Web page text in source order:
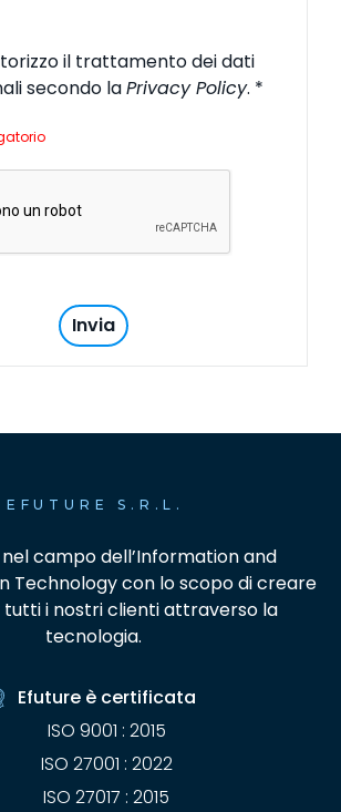
il trattamento dei dati
secondo laPrivacy Policy. *
EFUTURE S.R.L.
campo dell’Information and
Technology con lo scopo di creare
i nostri clienti attraverso la
tecnologia.
Efuture è certificata
ISO 9001 : 2015
ISO 27001 : 2022
ISO 27017 : 2015